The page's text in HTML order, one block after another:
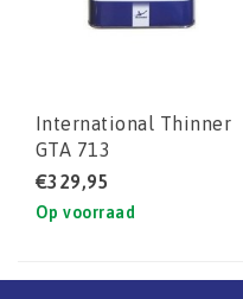
International Thinner
GTA 713
€329,95
Op voorraad